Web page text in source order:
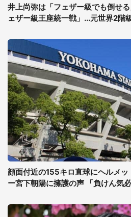
井上尚弥は「フェザー級でも倒せ
ェザー級王座統一戦」...元世界2階
顔面付近の155キロ直球にヘルメ
ー宮下朝陽に擁護の声 「負けん気